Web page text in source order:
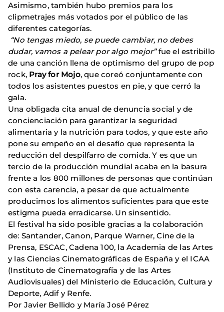
Asimismo, también hubo premios para los
clipmetrajes más votados por el público de las
diferentes categorías.
“No tengas miedo, se puede cambiar, no debes
dudar, vamos a pelear por algo mejor”fue el estribillo
de una canción llena de optimismo del grupo de pop
rock, Pray for Mojo, que coreó conjuntamente con
todos los asistentes puestos en pie, y que cerró la
gala.
Una obligada cita anual de denuncia social y de
concienciación para garantizar la seguridad
alimentaria y la nutrición para todos, y que este año
pone su empeño en el desafío que representa la
reducción del despilfarro de comida. Y es que un
tercio de la producción mundial acaba en la basura
frente a los 800 millones de personas que continúan
con esta carencia, a pesar de que actualmente
producimos los alimentos suficientes para que este
estigma pueda erradicarse. Un sinsentido.
El festival ha sido posible gracias a la colaboración
de: Santander, Canon, Parque Warner, Cine de la
Prensa, ESCAC, Cadena 100, la Academia de las Artes
y las Ciencias Cinematográficas de España y el ICAA
(Instituto de Cinematografía y de las Artes
Audiovisuales) del Ministerio de Educación, Cultura y
Deporte, Adif y Renfe.
Por Javier Bellido y María José Pérez